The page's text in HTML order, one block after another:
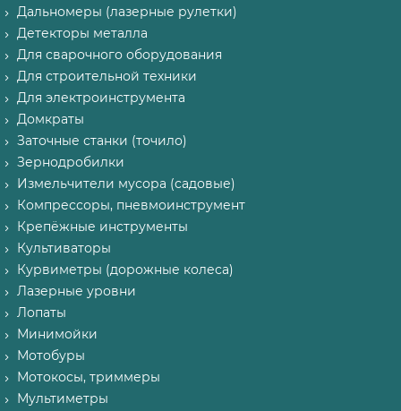
Дальномеры (лазерные рулетки)
Детекторы металла
Для сварочного оборудования
Для строительной техники
Для электроинструмента
Домкраты
Заточные станки (точило)
Зернодробилки
Измельчители мусора (садовые)
Компрессоры, пневмоинструмент
Крепёжные инструменты
Культиваторы
Курвиметры (дорожные колеса)
Лазерные уровни
Лопаты
Минимойки
Мотобуры
Мотокосы, триммеры
Мультиметры